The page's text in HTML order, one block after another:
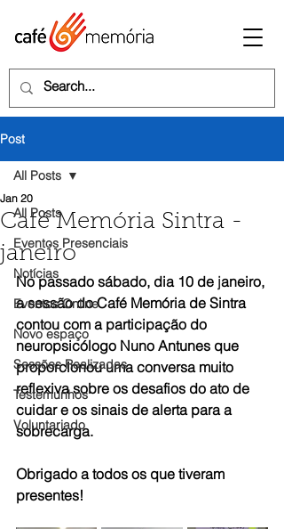
Post
All Posts
Eventos Presenciais
Notícias
Eventos Online
Novo espaço
Sessões Realizadas
Testemunhos
Voluntariado
All Posts
Café Memória Sintra -
janeiro
Jan 20
No passado sábado, dia 10 de janeiro,
a sessão do Café Memória de Sintra
contou com a participação do
neuropsicólogo Nuno Antunes que
proporcionou uma conversa muito
reflexiva sobre os desafios do ato de
cuidar e os sinais de alerta para a
sobrecarga.
Obrigado a todos os que tiveram
presentes!